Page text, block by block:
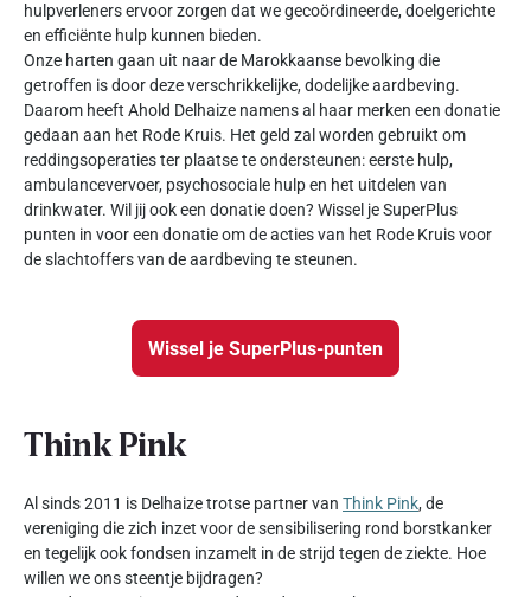
hulpverleners ervoor zorgen dat we gecoördineerde, doelgerichte
en efficiënte hulp kunnen bieden.
Onze harten gaan uit naar de Marokkaanse bevolking die
getroffen is door deze verschrikkelijke, dodelijke aardbeving.
Daarom heeft Ahold Delhaize namens al haar merken een donatie
gedaan aan het Rode Kruis. Het geld zal worden gebruikt om
reddingsoperaties ter plaatse te ondersteunen: eerste hulp,
ambulancevervoer, psychosociale hulp en het uitdelen van
drinkwater. Wil jij ook een donatie doen? Wissel je SuperPlus
punten in voor een donatie om de acties van het Rode Kruis voor
de slachtoffers van de aardbeving te steunen.
Wissel je SuperPlus-punten
Think Pink
Al sinds 2011 is Delhaize trotse partner van Think Pink, de
vereniging die zich inzet voor de sensibilisering rond borstkanker
en tegelijk ook fondsen inzamelt in de strijd tegen de ziekte. Hoe
willen we ons steentje bijdragen?